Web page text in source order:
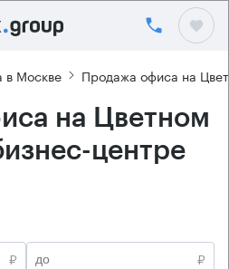
в Москве Продажа офиса на
на Цветном
центре
₽
₽